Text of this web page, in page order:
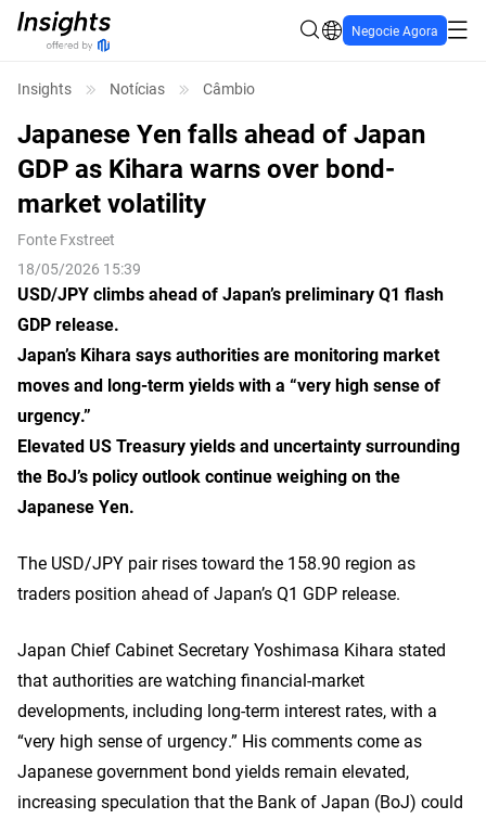
Negocie Agora
Insights Notícias Câmbio
Japanese Yen falls ahead of Japan
GDP as Kihara warns over bond-
market volatility
Fonte Fxstreet
18/05/2026 15:39
USD/JPY climbs ahead of Japan’s preliminary Q1 flash
GDP release.
Japan’s Kihara says authorities are monitoring market
moves and long-term yields with a “very high sense of
urgency.”
Elevated US Treasury yields and uncertainty surrounding
the BoJ’s policy outlook continue weighing on the
Japanese Yen.
The USD/JPY pair rises toward the 158.90 region as
traders position ahead of Japan’s Q1 GDP release.
Japan Chief Cabinet Secretary Yoshimasa Kihara stated
that authorities are watching financial-market
developments, including long-term interest rates, with a
“very high sense of urgency.” His comments come as
Japanese government bond yields remain elevated,
increasing speculation that the Bank of Japan (BoJ) could